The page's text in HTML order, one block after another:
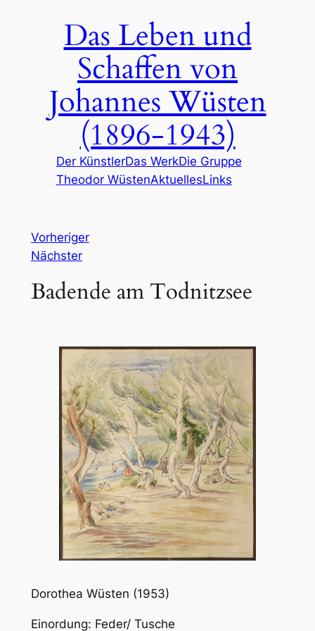
Das Leben und
Schaffen von
Johannes Wüsten
(1896-1943)
Der KünstlerDas WerkDie Gruppe
Theodor WüstenAktuellesLinks
Vorheriger
Nächster
Badende am Todnitzsee
Dorothea Wüsten (1953)
Einordung: Feder/ Tusche